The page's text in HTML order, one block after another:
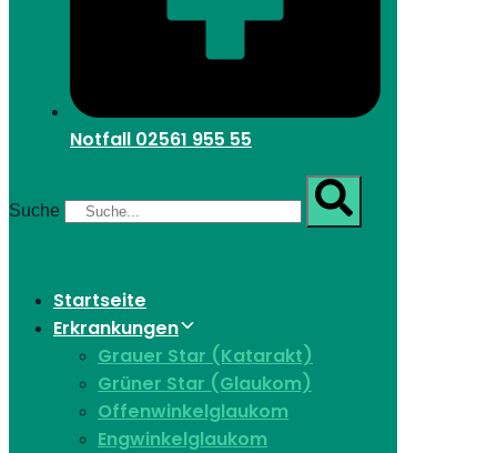
Notfall 02561 955 55
Suche
Startseite
Erkrankungen
Grauer Star (Katarakt)
Grüner Star (Glaukom)
Offenwinkelglaukom
Engwinkelglaukom